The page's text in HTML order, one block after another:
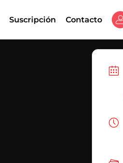
Suscripción Contacto